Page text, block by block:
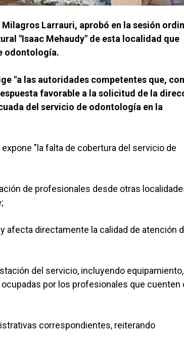
Larrauri, aprobó en la sesión
"Isaac Mehaudy" de esta localidad que
odontología.
"a las autoridades competentes que, con
favorable a la solicitud de la
del servicio de odontología en la
"la falta de cobertura del servicio de
de profesionales desde otras
afecta directamente la calidad de atención
del servicio, incluyendo equipamiento,
por los profesionales que cuenten
correspondientes, reiterando